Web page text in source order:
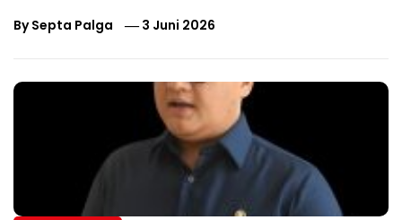
BySepta Palga 3 Juni 2026